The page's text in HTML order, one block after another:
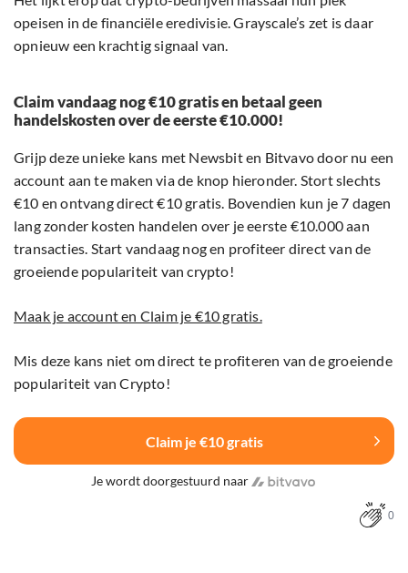
opeisen in de financiële eredivisie. Grayscale’s zet is daar
opnieuw een krachtig signaal van.
Claim vandaag nog €10 gratis en betaal geen
handelskosten over de eerste €10.000!
Grijp deze unieke kans met Newsbit en Bitvavo door nu een
account aan te maken via de knop hieronder. Stort slechts
€10 en ontvang direct €10 gratis. Bovendien kun je 7 dagen
lang zonder kosten handelen over je eerste €10.000 aan
transacties. Start vandaag nog en profiteer direct van de
groeiende populariteit van crypto!
Maak je account en Claim je €10 gratis.
Mis deze kans niet om direct te profiteren van de groeiende
populariteit van Crypto!
Claim je €10 gratis
Je wordt doorgestuurd naar
0